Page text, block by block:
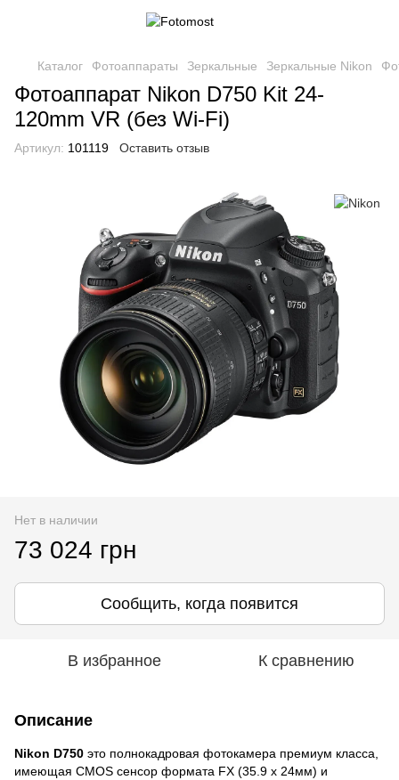
Каталог Фотоаппараты Зеркальные Зеркальные Nikon
Фотоаппарат Nikon D750 Kit 24-
120mm VR (без Wi-Fi)
Артикул: 101119 Оставить отзыв
Нет в наличии
73 024 грн
Сообщить, когда появится
В избранное К сравнению
Описание
Nikon D750 это полнокадровая фотокамера премиум класса,
имеющая CMOS сенсор формата FX (35.9 x 24мм) и